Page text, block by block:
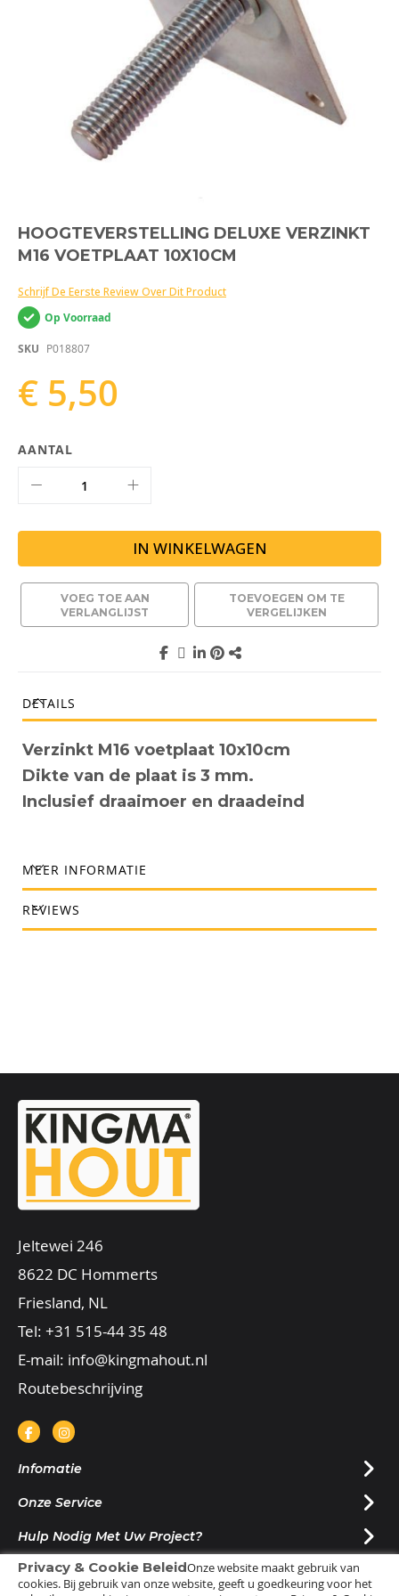
Privacy & Cookie BeleidOnze website maakt gebruik van
cookies. Bij gebruik van onze website, geeft u goedkeuring voor het
Ga
naar
het
van
de
afbeeldingen-
HOOGTEVERSTELLING DELUXE VERZINKT
M16 VOETPLAAT 10X10CM
Schrijf De Eerste Review Over Dit Product
Op Voorraad
SKU P018807
€ 5,50
AANTAL
IN WINKELWAGEN
VOEG TOE AAN
VERLANGLIJST
TOEVOEGEN OM TE
VERGELIJKEN
DETAILS
Verzinkt M16 voetplaat 10x10cm
Dikte van de plaat is 3 mm.
Inclusief draaimoer en draadeind
MEER INFORMATIE
REVIEWS
Jeltewei 246
8622 DC Hommerts
Friesland, NL
Tel: +31 515-44 35 48
E-mail: info@kingmahout.nl
Routebeschrijving
Infomatie
Onze Service
Hulp Nodig Met Uw Project?
Nieuwsbrief Ontvangen?